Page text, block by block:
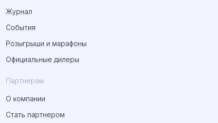
Журнал
События
Розыгрыши и марафоны
Официальные дилеры
Партнерам
О компании
Стать партнером